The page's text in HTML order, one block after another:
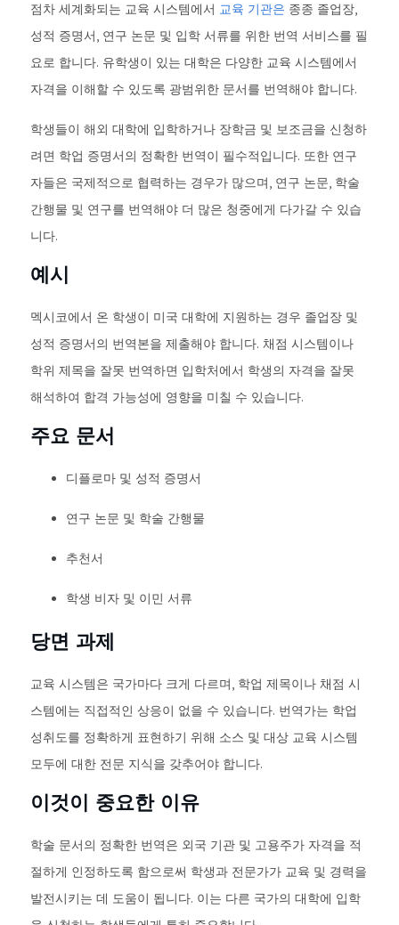
점차 세계화되는 교육 시스템에서 교육 기관은 종종 졸업장,
성적 증명서, 연구 논문 및 입학 서류를 위한 번역 서비스를 필
요로 합니다. 유학생이 있는 대학은 다양한 교육 시스템에서
자격을 이해할 수 있도록 광범위한 문서를 번역해야 합니다.
학생들이 해외 대학에 입학하거나 장학금 및 보조금을 신청하
려면 학업 증명서의 정확한 번역이 필수적입니다. 또한 연구
자들은 국제적으로 협력하는 경우가 많으며, 연구 논문, 학술
간행물 및 연구를 번역해야 더 많은 청중에게 다가갈 수 있습
니다.
예시
멕시코에서 온 학생이 미국 대학에 지원하는 경우 졸업장 및
성적 증명서의 번역본을 제출해야 합니다. 채점 시스템이나
학위 제목을 잘못 번역하면 입학처에서 학생의 자격을 잘못
해석하여 합격 가능성에 영향을 미칠 수 있습니다.
주요 문서
디플로마 및 성적 증명서
연구 논문 및 학술 간행물
추천서
학생 비자 및 이민 서류
당면 과제
교육 시스템은 국가마다 크게 다르며, 학업 제목이나 채점 시
스템에는 직접적인 상응이 없을 수 있습니다. 번역가는 학업
성취도를 정확하게 표현하기 위해 소스 및 대상 교육 시스템
모두에 대한 전문 지식을 갖추어야 합니다.
이것이 중요한 이유
학술 문서의 정확한 번역은 외국 기관 및 고용주가 자격을 적
절하게 인정하도록 함으로써 학생과 전문가가 교육 및 경력을
발전시키는 데 도움이 됩니다. 이는 다른 국가의 대학에 입학